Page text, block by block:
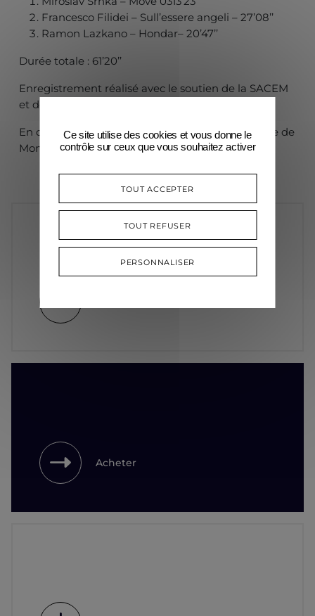
Francesco Filidei – Sull’essere angeli – 27’08’’
Ramon Lazkano – Hondar– 20’47’’
Durée totale : 61’20’’
Enregistrement réalisé avec le soutien de la SACEM
et de la SO.GE.DA.
En collaboration avec l’Orchestre Philharmonique de
Monte-Carlo
Acheter
Ce site utilise des cookies et vous donne le
contrôle sur ceux que vous souhaitez activer
TOUT ACCEPTER
TOUT REFUSER
PERSONNALISER